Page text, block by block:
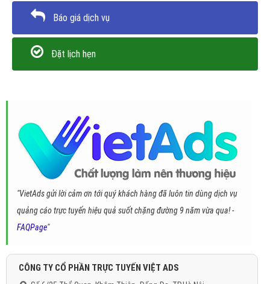
Báo giá dịch vụ
Đặt lịch hẹn
"VietAds gửi lời cảm ơn tới quý khách hàng đã luôn tin dùng dịch vụ
quảng cáo trực tuyến hiệu quả suốt chặng đường 9 năm vừa qua! -
FAQPage"
CÔNG TY CỔ PHẦN TRỰC TUYẾN VIỆT ADS